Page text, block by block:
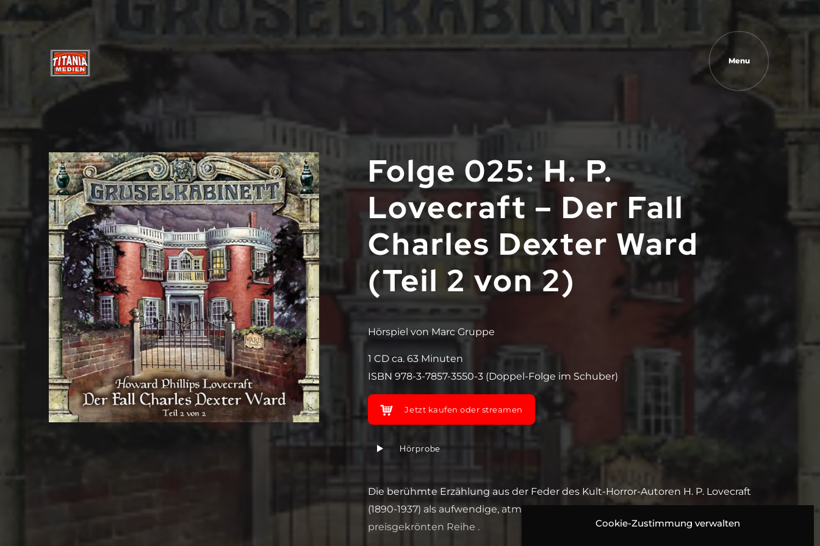
Cookie-Zustimmung verwalten
Menu
Folge 025: H. P.
Lovecraft – Der Fall
Charles Dexter Ward
(Teil 2 von 2)
Hörspiel von Marc Gruppe
1 CD ca. 63 Minuten
ISBN 978-3-7857-3550-3 (Doppel-Folge im Schuber)
Jetzt kaufen oder streamen
Hörprobe
Die berühmte Erzählung aus der Feder des Kult-Horror-Autoren H. P. Lovecraft
(1890-1937) als aufwendige, atmosphärische Hörspiel-Vertonung im Rahmen der
preisgekrönten Reihe .